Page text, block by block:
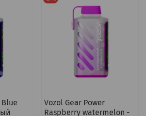
Blue
Vozol Gear Power
Raspberry watermelon -